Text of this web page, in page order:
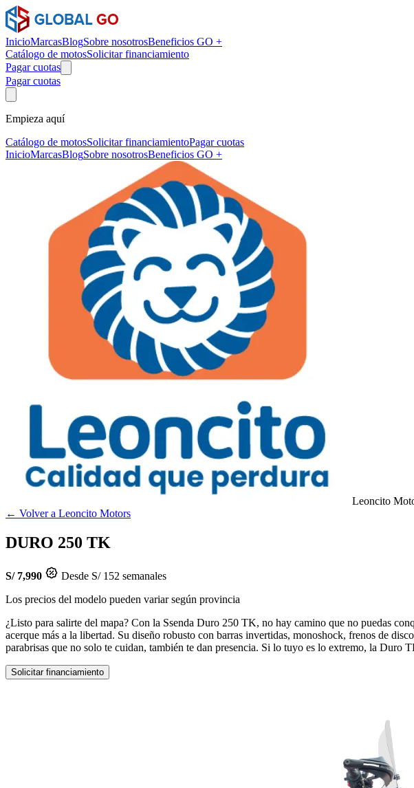
InicioMarcasBlogSobre nosotrosBeneficios GO +
Catálogo de motosSolicitar financiamiento
Pagar cuotas
Pagar cuotas
Empieza aquí
Catálogo de motosSolicitar financiamientoPagar cuotas
InicioMarcasBlogSobre nosotrosBeneficios GO +
Leoncito
← Volver a Leoncito Motors
DURO 250 TK
S/ 7,990
Desde S/ 152 semanales
Los precios del modelo pueden variar según provincia
¿Listo para salirte del mapa? Con la Ssenda Duro 250 TK, no hay camino que no puedas
acerque más a la libertad. Su diseño robusto con barras invertidas, monoshock, frenos de
parabrisas que no solo te cuidan, también te dan presencia. Si lo tuyo es lo extremo, la Duro
Solicitar financiamiento